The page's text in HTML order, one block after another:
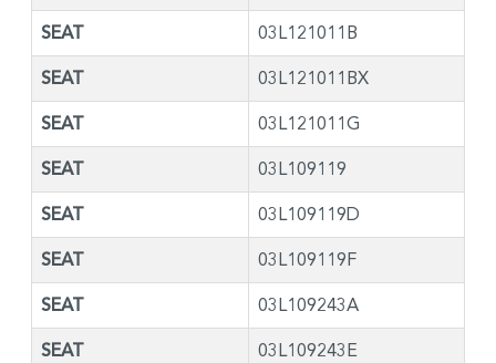
SEAT 03L121011B
SEAT 03L121011BX
SEAT 03L121011G
SEAT 03L109119
SEAT 03L109119D
SEAT 03L109119F
SEAT 03L109243A
SEAT 03L109243E